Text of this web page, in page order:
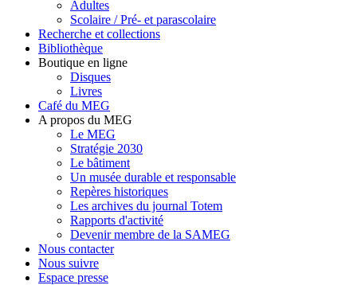
Adultes
Scolaire / Pré- et parascolaire
Recherche et collections
Bibliothèque
Boutique en ligne
Disques
Livres
Café du MEG
A propos du MEG
Le MEG
Stratégie 2030
Le bâtiment
Un musée durable et responsable
Repères historiques
Les archives du journal Totem
Rapports d'activité
Devenir membre de la SAMEG
Nous contacter
Nous suivre
Espace presse